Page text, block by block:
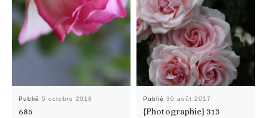
Publié 5 octobre 2018
685
Publié 30 août 2017
{Photographie} 313